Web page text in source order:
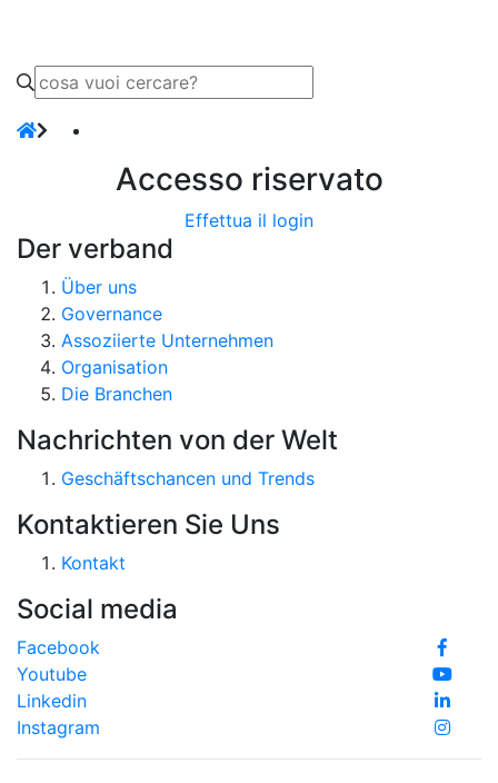
Accesso riservato
Effettua il login
Der verband
Über uns
Governance
Assoziierte Unternehmen
Organisation
Die Branchen
Nachrichten von der Welt
Geschäftschancen und Trends
Kontaktieren Sie Uns
Kontakt
Social media
Facebook
Youtube
Linkedin
Instagram